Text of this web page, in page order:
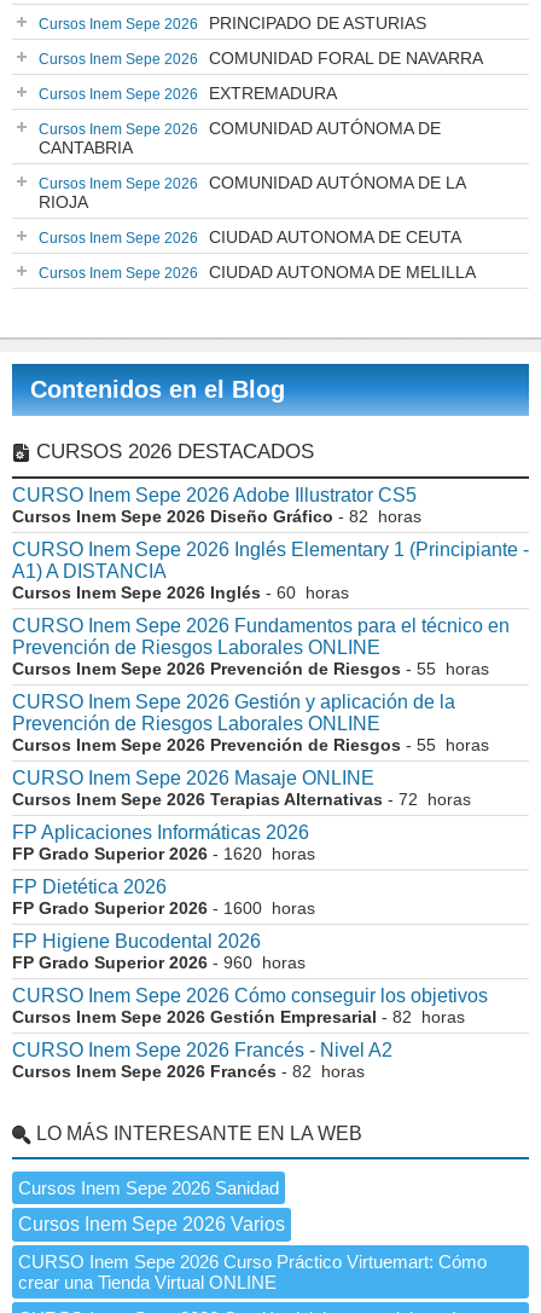
Cursos Inem Sepe 2026 PRINCIPADO DE ASTURIAS
Cursos Inem Sepe 2026 COMUNIDAD FORAL DE NAVARRA
Cursos Inem Sepe 2026 EXTREMADURA
Cursos Inem Sepe 2026
COMUNIDAD AUTÓNOMA DE
CANTABRIA
Cursos Inem Sepe 2026
COMUNIDAD AUTÓNOMA DE LA
RIOJA
Cursos Inem Sepe 2026 CIUDAD AUTONOMA DE CEUTA
Cursos Inem Sepe 2026 CIUDAD AUTONOMA DE MELILLA
Contenidos en el Blog
CURSOS 2026 DESTACADOS
CURSO Inem Sepe 2026 Adobe Illustrator CS5
Cursos Inem Sepe 2026 Diseño Gráfico - 82 horas
CURSO Inem Sepe 2026 Inglés Elementary 1 (Principiante -
A1) A DISTANCIA
Cursos Inem Sepe 2026 Inglés - 60 horas
CURSO Inem Sepe 2026 Fundamentos para el técnico en
Prevención de Riesgos Laborales ONLINE
Cursos Inem Sepe 2026 Prevención de Riesgos - 55 horas
CURSO Inem Sepe 2026 Gestión y aplicación de la
Prevención de Riesgos Laborales ONLINE
Cursos Inem Sepe 2026 Prevención de Riesgos - 55 horas
CURSO Inem Sepe 2026 Masaje ONLINE
Cursos Inem Sepe 2026 Terapias Alternativas - 72 horas
FP Aplicaciones Informáticas 2026
FP Grado Superior 2026 - 1620 horas
FP Dietética 2026
FP Grado Superior 2026 - 1600 horas
FP Higiene Bucodental 2026
FP Grado Superior 2026 - 960 horas
CURSO Inem Sepe 2026 Cómo conseguir los objetivos
Cursos Inem Sepe 2026 Gestión Empresarial - 82 horas
CURSO Inem Sepe 2026 Francés - Nivel A2
Cursos Inem Sepe 2026 Francés - 82 horas
LO MÁS INTERESANTE EN LA WEB
Cursos Inem Sepe 2026 Sanidad
Cursos Inem Sepe 2026 Varios
CURSO Inem Sepe 2026 Curso Práctico Virtuemart: Cómo
crear una Tienda Virtual ONLINE